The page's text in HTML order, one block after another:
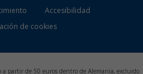
Accesibilidad
de cookies
a partir de 50 euros dentro de Alemania, excluido